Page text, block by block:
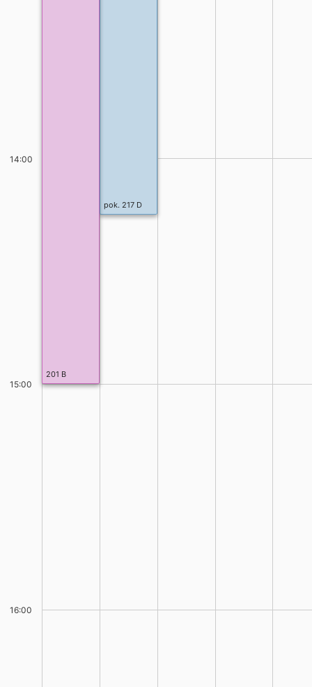
14:00
15:00
16:00
pok. 217 D
201 B